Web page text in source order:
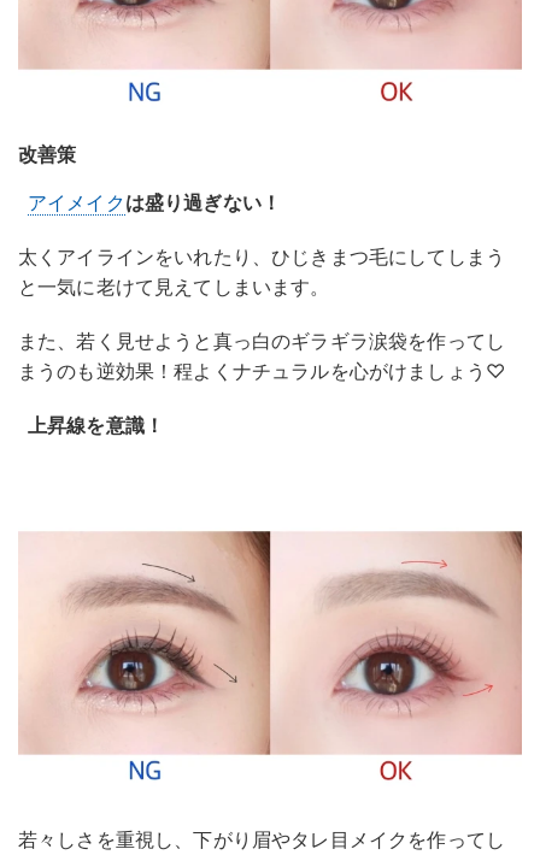
改善策
アイメイクは盛り過ぎない！
太くアイラインをいれたり、ひじきまつ毛にしてしまう
と一気に老けて見えてしまいます。
また、若く見せようと真っ白のギラギラ涙袋を作ってし
まうのも逆効果！程よくナチュラルを心がけましょう♡
上昇線を意識！
若々しさを重視し、下がり眉やタレ目メイクを作ってし